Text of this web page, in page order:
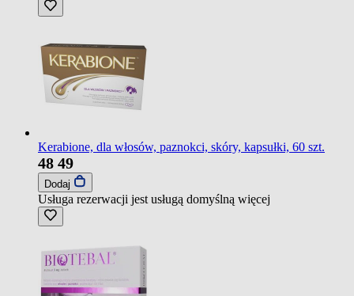
Kerabione, dla włosów, paznokci, skóry, kapsułki, 60 szt.
48 49
Dodaj
Usługa rezerwacji jest usługą domyślną więcej